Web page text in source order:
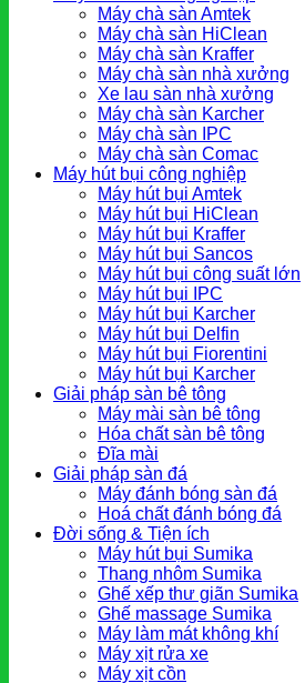
Máy chà sàn Amtek
Máy chà sàn HiClean
Máy chà sàn Kraffer
Máy chà sàn nhà xưởng
Xe lau sàn nhà xưởng
Máy chà sàn Karcher
Máy chà sàn IPC
Máy chà sàn Comac
Máy hút bụi công nghiệp
Máy hút bụi Amtek
Máy hút bụi HiClean
Máy hút bụi Kraffer
Máy hút bụi Sancos
Máy hút bụi công suất lớn
Máy hút bụi IPC
Máy hút bụi Karcher
Máy hút bụi Delfin
Máy hút bụi Fiorentini
Máy hút bụi Karcher
Giải pháp sàn bê tông
Máy mài sàn bê tông
Hóa chất sàn bê tông
Đĩa mài
Giải pháp sàn đá
Máy đánh bóng sàn đá
Hoá chất đánh bóng đá
Đời sống & Tiện ích
Máy hút bụi Sumika
Thang nhôm Sumika
Ghế xếp thư giãn Sumika
Ghế massage Sumika
Máy làm mát không khí
Máy xịt rửa xe
Máy xịt cồn